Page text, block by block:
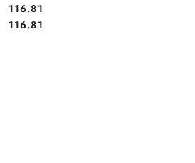
Cena:
116.81
Cena:
116.81